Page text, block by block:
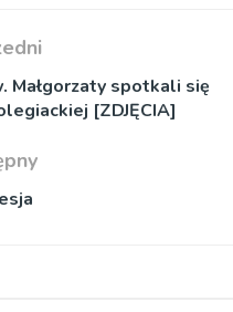
Małgorzaty spotkali się
[ZDJĘCIA]